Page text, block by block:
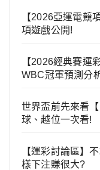
【2026亞運電競
項遊戲公開!
【2026經典賽運
WBC冠軍預測分
世界盃前先來看
球、越位一次看!
【運彩討論區】
樣下注賺很大?